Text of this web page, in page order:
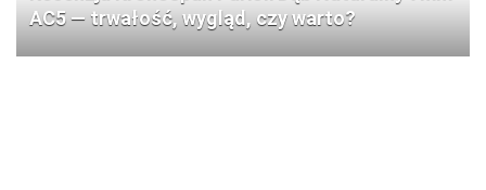
AC5 — trwałość, wygląd, czy warto?